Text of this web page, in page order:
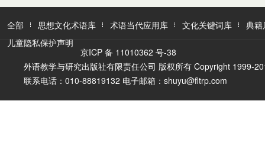
全部 思想文化术语库 术语当代应用库 文化关键词库
典籍
儿童隐私保护声明
京ICP 备 11010362 号-38
外语教学与研究出版社有限责任公司 版权所有 Copyright 1999-
联系电话：010-88819132 电子邮箱：shuyu@fltrp.com